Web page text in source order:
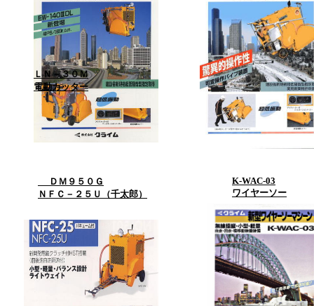
ＬＮ－３０Ｍ
電動カッター
K-WAC-03
ワイヤーソー
ＤＭ９５０Ｇ
ＮＦＣ－２５Ｕ（千太郎）